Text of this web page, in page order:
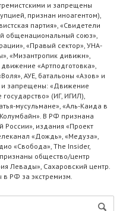
и запрещены
признан иноагентом),
партия», «Свидетели
общенациональный союз»,
«Правый сектор», УНА-
«Мизантропик дивижн»,
«Артподготовка»,
АУЕ, батальоны «Азов» и
и запрещены: «Движение
(ИГ, ИГИЛ),
мусульмане», «Аль-Каида в
В РФ признана
России», издания «Проект
«Дождь», «Медуза»,
«Свобода», The Insider,
общество/центр
Левады», Сахаровский центр.
РФ за экстремизм.